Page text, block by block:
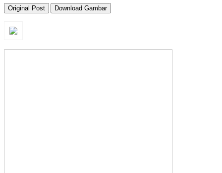
Original Post Download Gambar